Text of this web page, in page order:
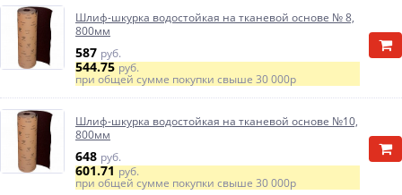
Шлиф-шкурка водостойкая на тканевой основе № 8,
800мм
587 руб.
544.75руб.
при общей сумме покупки свыше 30 000р
Шлиф-шкурка водостойкая на тканевой основе №10,
800мм
648 руб.
601.71руб.
при общей сумме покупки свыше 30 000р